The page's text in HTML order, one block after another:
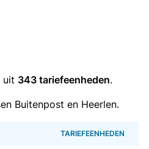
uit 343 tariefeenheden.
Buitenpost en Heerlen.
TARIEFEENHEDEN